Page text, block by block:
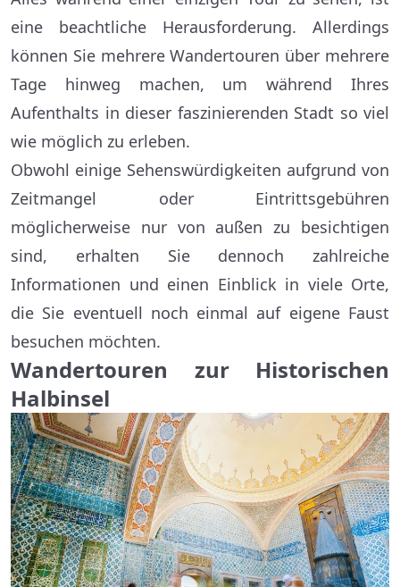
eine beachtliche Herausforderung. Allerdings
können Sie mehrere Wandertouren über mehrere
Tage hinweg machen, um während Ihres
Aufenthalts in dieser faszinierenden Stadt so viel
wie möglich zu erleben.
Obwohl einige Sehenswürdigkeiten aufgrund von
Zeitmangel oder Eintrittsgebühren
möglicherweise nur von außen zu besichtigen
sind, erhalten Sie dennoch zahlreiche
Informationen und einen Einblick in viele Orte,
die Sie eventuell noch einmal auf eigene Faust
besuchen möchten.
Wandertouren zur Historischen
Halbinsel